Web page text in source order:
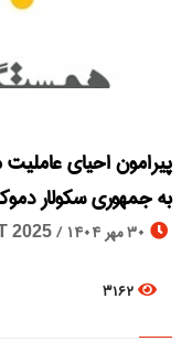
پیرامون احیای عاملیت
به جمهوری سکولار
30 مهر 1404 / 2025
3162